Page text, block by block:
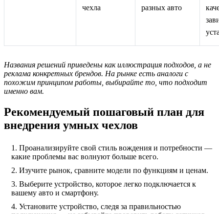
чехла
разных авто
Названия решений приведены как иллюстрация подходов, а не
реклама конкретных брендов. На рынке есть аналоги с
похожим принципом работы, выбирайте то, что подходит
именно вам.
Рекомендуемый пошаговый план для
внедрения умных чехлов
Проанализируйте свой стиль вождения и потребности —
какие проблемы вас волнуют больше всего.
Изучите рынок, сравните модели по функциям и ценам.
Выберите устройство, которое легко подключается к
вашему авто и смартфону.
Установите устройство, следя за правильностью